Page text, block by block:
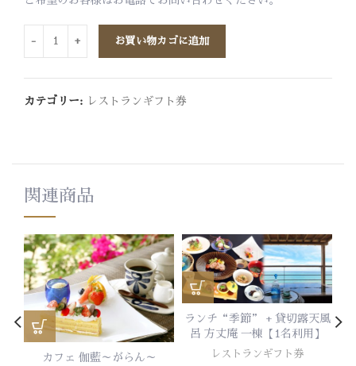
お買い物カゴに追加
カテゴリー: レストランギフト券
関連商品
カフェ 伽藍～がらん～
ランチ“季節” + 貸切露天風
呂 方丈庵 一棟【1名利用】
レストランギフト券